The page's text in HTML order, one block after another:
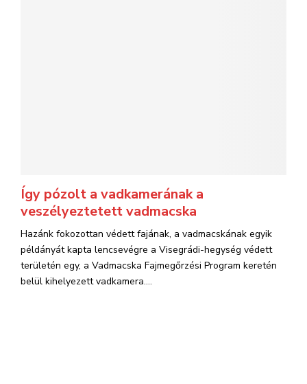
Így pózolt a vadkamerának a
veszélyeztetett vadmacska
Hazánk fokozottan védett fajának, a vadmacskának egyik
példányát kapta lencsevégre a Visegrádi-hegység védett
területén egy, a Vadmacska Fajmegőrzési Program keretén
belül kihelyezett vadkamera....